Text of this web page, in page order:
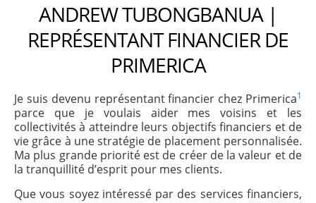
ANDREW TUBONGBANUA |
REPRÉSENTANT FINANCIER DE
PRIMERICA
Je suis devenu représentant financier chez Primerica1
parce que je voulais aider mes voisins et les
collectivités à atteindre leurs objectifs financiers et de
vie grâce à une stratégie de placement personnalisée.
Ma plus grande priorité est de créer de la valeur et de
la tranquillité d’esprit pour mes clients.
Que vous soyez intéressé par des services financiers,